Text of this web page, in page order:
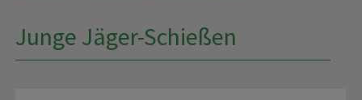
Junge Jäger-Schießen